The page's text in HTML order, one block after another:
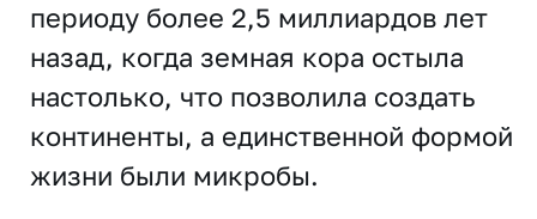
периоду более 2,5 миллиардов лет
назад, когда земная кора остыла
настолько, что позволила создать
континенты, а единственной формой
жизни были микробы.